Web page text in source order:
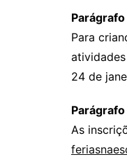
Para
24 de
As